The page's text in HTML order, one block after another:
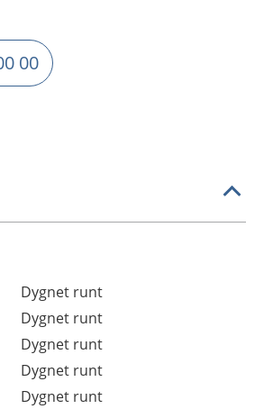
00
Dygnet runt
Dygnet runt
Dygnet runt
Dygnet runt
Dygnet runt